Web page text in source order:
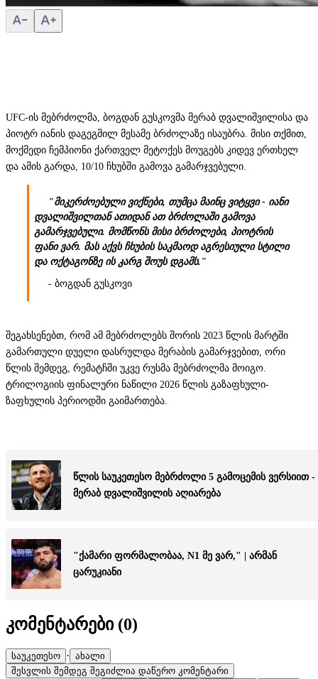
UFC-ის მებრძოლმა, ბოგდან გუსკოვმა მერაბ დვალიშვილისა და
პიოტრ იანის დაგეგმილ მესამე ბრძოლაზე ისაუბრა. მისი თქმით,
მოქმედი ჩემპიონი ქართველ მეტოქეს მოუგებს კიდევ ერთხელ
და ამის გარდა, 10/10 ჩხუბში გამოვა გამარჯვებული.
"მიკერძოებული ვიქნები, თუმცა მაინც ვიტყვი - იანი
დვალიშვილთან ათიდან ათ ბრძოლაში გამოვა
გამარჯვებული. მომწონს მისი ბრძოლები, პიოტრის
ფანი ვარ. მას აქვს ჩხუბის საკმაოდ აგრესიული სტილი
და ოქტაგონზე ის კარგ შოუს დგამს."
- ბოგდან გუსკოვი
შეგახსენებთ, რომ ამ მებრძოლებს შორის 2023 წლის მარტში
გამართული დუელი დასრულდა მერაბის გამარჯვებით, ორი
წლის შემდეგ, რემატჩში უკვე რუსმა მებრძოლმა მოიგო.
ტრილოგიის ფინალური ნაწილი 2026 წლის გაზაფხული-
ზაფხულის პერიოდში გაიმართება.
წლის საუკეთესო მებრძოლი 5 გამოცემის ვერსიით -
მერაბ დვალიშვილის აღიარება
"ქამარი ფორმალობაა, N1 მე ვარ," | არმან
ცარუკიანი
კომენტარები (0)
საუკეთესო · ახალი
შესვლის შემდეგ შეგიძლია დაწერო კომენტარი